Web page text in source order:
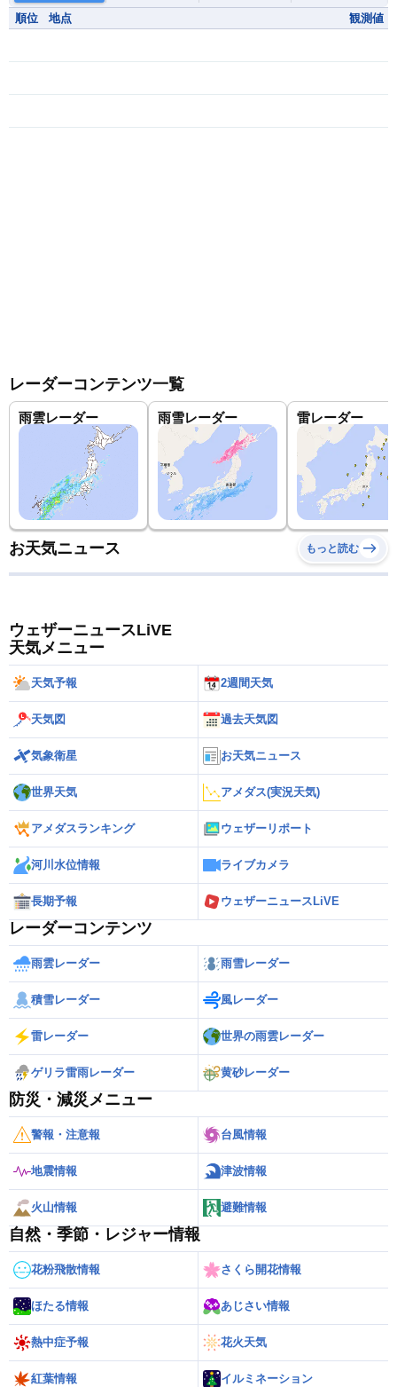
順位 地点 観測値
レーダーコンテンツ一覧
雨雲レーダー 雨雪レーダー 雷レーダー
お天気ニュース もっと読む
ウェザーニュースLiVE
天気メニュー
天気予報 2週間天気
天気図 過去天気図
気象衛星 お天気ニュース
世界天気 アメダス(実況天気)
アメダスランキング ウェザーリポート
河川水位情報 ライブカメラ
長期予報 ウェザーニュースLiVE
レーダーコンテンツ
雨雲レーダー 雨雪レーダー
積雪レーダー 風レーダー
雷レーダー 世界の雨雲レーダー
ゲリラ雷雨レーダー 黄砂レーダー
防災・減災メニュー
警報・注意報 台風情報
地震情報 津波情報
火山情報 避難情報
自然・季節・レジャー情報
花粉飛散情報 さくら開花情報
ほたる情報 あじさい情報
熱中症予報 花火天気
紅葉情報 イルミネーション